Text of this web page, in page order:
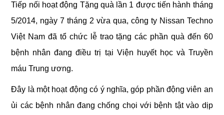
Tiếp nối hoạt động Tặng quà lần 1 được tiến hành tháng
5/2014, ngày 7 tháng 2 vừa qua, công ty Nissan Techno
Việt Nam đã tổ chức lễ trao tặng các phần quà đến 60
bệnh nhân đang điều trị tại Viện huyết học và Truyền
máu Trung ương.
Đây là một hoạt động có ý nghĩa, góp phần động viên an
ủi các bệnh nhân đang chống chọi với bệnh tật vào dịp